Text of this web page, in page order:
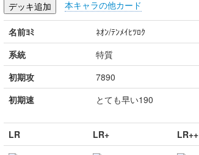
本キャラの他カード
名前ﾖﾐ
ﾈｵﾝ/ﾃﾝﾒｲﾋﾂﾛｸ
系統
特質
初期攻
7890
初期速
とても早い190
LR LR+ LR++